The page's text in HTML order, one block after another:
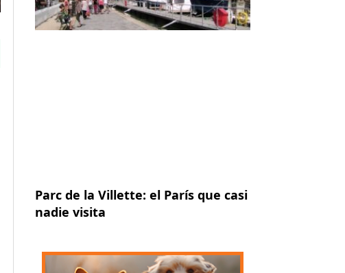
Parc de la Villette: el París que casi
nadie visita